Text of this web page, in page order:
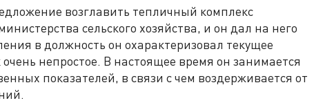
возглавить тепличный комплекс
сельского хозяйства, и он дал на него
в должность он охарактеризовал текущее
непростое. В настоящее время он занимается
показателей, в связи с чем воздерживается от